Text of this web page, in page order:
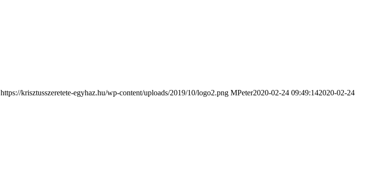
https://krisztusszeretete-egyhaz.hu/wp-content/uploads/2019/10/logo2.png MPeter2020-02-24 09:49:142020-02-24